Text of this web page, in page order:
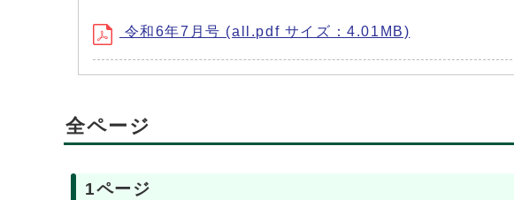
令和6年7月号 (all.pdf サイズ：4.01MB)
全ページ
1ページ